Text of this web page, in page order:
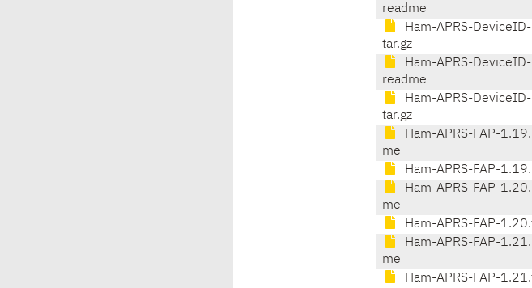
readme
Ham-APRS-
tar.gz
Ham-APRS-
readme
Ham-APRS-
tar.gz
Ham-APRS-FAP-
me
Ham-APRS-FAP-
Ham-APRS-FAP-
me
Ham-APRS-FAP-
Ham-APRS-FAP-
me
Ham-APRS-FAP-